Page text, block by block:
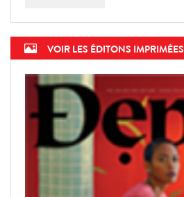
VOIR LES ÉDITONS IMPRIMÉES